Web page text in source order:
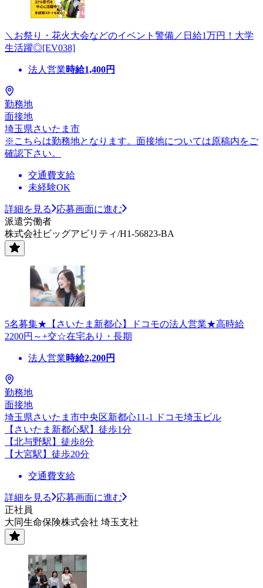
＼お祭り・花火大会などのイベント警備／日給1万円！大学
生活躍◎[EV038]
法人営業時給1,400円
勤務地
面接地
埼玉県さいたま市
※こちらは勤務地となります。面接地については原稿内をご
確認下さい。
交通費支給
未経験OK
詳細を見る
応募画面に進む
派遣労働者
株式会社ビッグアビリティ/H1-56823-BA
5名募集★【さいたま新都心】ドコモの法人営業★高時給
2200円～+交☆在宅あり・長期
法人営業時給2,200円
勤務地
面接地
埼玉県さいたま市中央区新都心11-1 ドコモ埼玉ビル
【さいたま新都心駅】徒歩1分
【北与野駅】徒歩8分
【大宮駅】徒歩20分
交通費支給
詳細を見る
応募画面に進む
正社員
大同生命保険株式会社 埼玉支社